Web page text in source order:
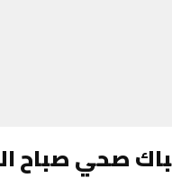
صحي صباح